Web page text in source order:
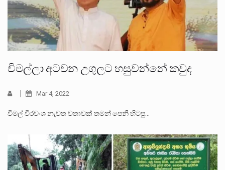
විමල්ලා අටවන උගුලට හසුවන්නේ කවුද
Mar 4, 2022
විමල් වීරවංශ නැවත වතාවක් තමන් පෙනී හිටපු…